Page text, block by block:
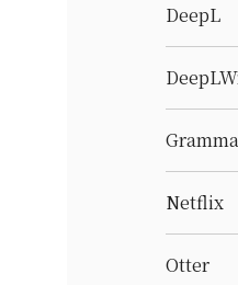
DeepL
Netflix
Otter